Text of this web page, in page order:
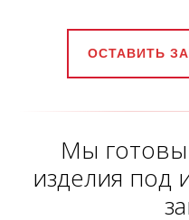
ОСТАВИТЬ
Мы
изделия под